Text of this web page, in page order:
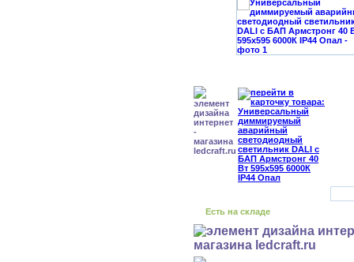
Есть на складе